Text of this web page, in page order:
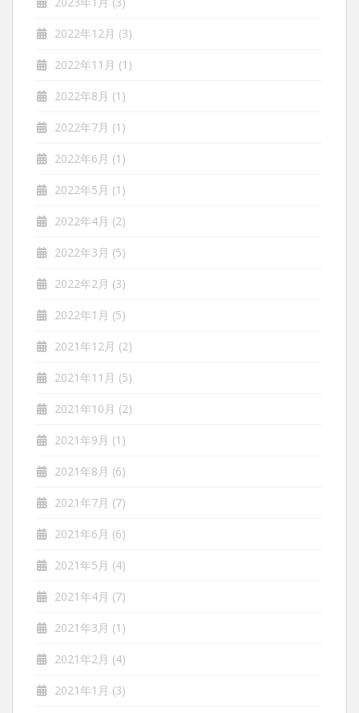
2022年12月 (3)
2022年11月 (1)
2022年8月 (1)
2022年7月 (1)
2022年6月 (1)
2022年5月 (1)
2022年4月 (2)
2022年3月 (5)
2022年2月 (3)
2022年1月 (5)
2021年12月 (2)
2021年11月 (5)
2021年10月 (2)
2021年9月 (1)
2021年8月 (6)
2021年7月 (7)
2021年6月 (6)
2021年5月 (4)
2021年4月 (7)
2021年3月 (1)
2021年2月 (4)
2021年1月 (3)